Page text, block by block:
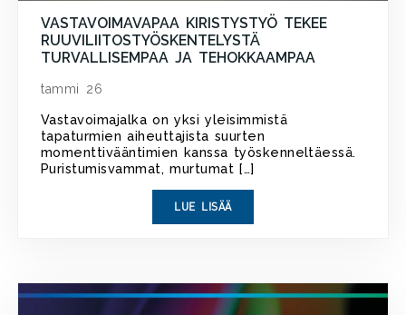
VASTAVOIMAVAPAA KIRISTYSTYÖ TEKEE
RUUVILIITOSTYÖSKENTELYSTÄ
TURVALLISEMPAA JA TEHOKKAAMPAA
tammi 26
Vastavoimajalka on yksi yleisimmistä
tapaturmien aiheuttajista suurten
momenttivääntimien kanssa työskenneltäessä.
Puristumisvammat, murtumat […]
LUE LISÄÄ